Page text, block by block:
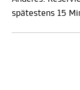
spätestens 15